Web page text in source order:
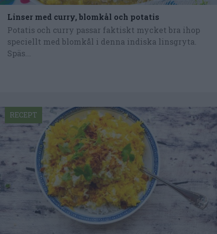
Linser med curry, blomkål och potatis
Potatis och curry passar faktiskt mycket bra ihop
speciellt med blomkål i denna indiska linsgryta.
Späs...
RECEPT